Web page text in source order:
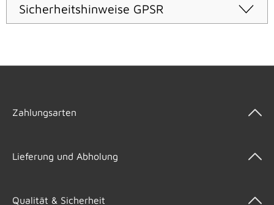
Sicherheitshinweise GPSR
Zahlungsarten
Lieferung und Abholung
Qualität & Sicherheit